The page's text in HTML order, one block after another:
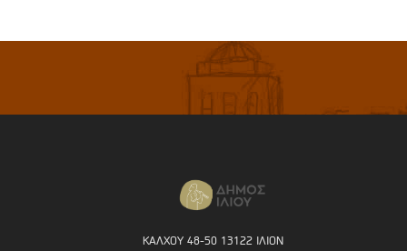
ΚΑΛΧΟΥ 48-50 13122 ΙΛΙΟΝ